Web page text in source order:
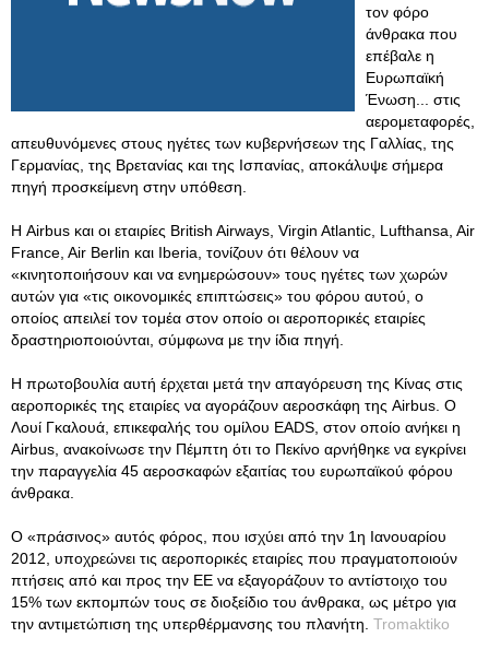
τον φόρο
άνθρακα που
επέβαλε η
Ευρωπαϊκή
Ένωση... στις
αερομεταφορές,
απευθυνόμενες στους ηγέτες των κυβερνήσεων της Γαλλίας, της
Γερμανίας, της Βρετανίας και της Ισπανίας, αποκάλυψε σήμερα
πηγή προσκείμενη στην υπόθεση.
Η Airbus και οι εταιρίες British Airways, Virgin Atlantic, Lufthansa, Air
France, Air Berlin και Iberia, τονίζουν ότι θέλουν να
«κινητοποιήσουν και να ενημερώσουν» τους ηγέτες των χωρών
αυτών για «τις οικονομικές επιπτώσεις» του φόρου αυτού, ο
οποίος απειλεί τον τομέα στον οποίο οι αεροπορικές εταιρίες
δραστηριοποιούνται, σύμφωνα με την ίδια πηγή.
Η πρωτοβουλία αυτή έρχεται μετά την απαγόρευση της Κίνας στις
αεροπορικές της εταιρίες να αγοράζουν αεροσκάφη της Airbus. O
Λουί Γκαλουά, επικεφαλής του ομίλου EADS, στον οποίο ανήκει η
Airbus, ανακοίνωσε την Πέμπτη ότι το Πεκίνο αρνήθηκε να εγκρίνει
την παραγγελία 45 αεροσκαφών εξαιτίας του ευρωπαϊκού φόρου
άνθρακα.
Ο «πράσινος» αυτός φόρος, που ισχύει από την 1η Ιανουαρίου
2012, υποχρεώνει τις αεροπορικές εταιρίες που πραγματοποιούν
πτήσεις από και προς την ΕΕ να εξαγοράζουν το αντίστοιχο του
15% των εκπομπών τους σε διοξείδιο του άνθρακα, ως μέτρο για
την αντιμετώπιση της υπερθέρμανσης του πλανήτη. Tromaktiko